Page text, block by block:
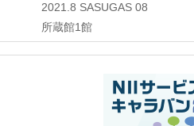
2021.8 SASUGAS 08
所蔵館1館